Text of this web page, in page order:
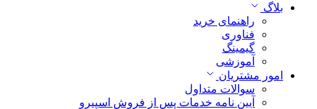
بلاگ
راهنمای خرید
فناوری
گیمینگ
آموزشی
امور مشتریان
سوالات متداول
آیین نامه خدمات پس از فروش اسپیرو